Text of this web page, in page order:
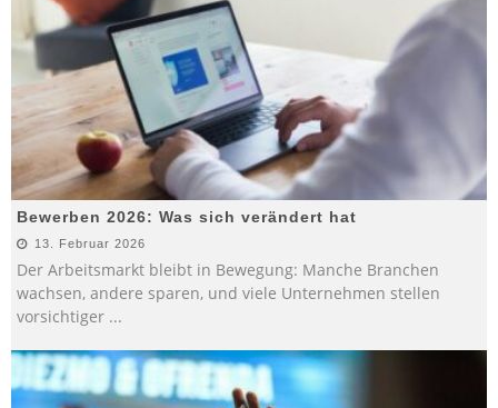
Bewerben 2026: Was sich verändert hat
13. Februar 2026
Der Arbeitsmarkt bleibt in Bewegung: Manche Branchen
wachsen, andere sparen, und viele Unternehmen stellen
vorsichtiger ...